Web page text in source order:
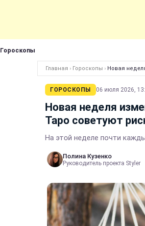
Гороскопы
Главная › Гороскопы › Новая
ГОРОСКОПЫ 06 июля 2026,
Новая неделя
Таро советуют
На этой неделе почти
Полина Кузенко
Руководитель проекта Styler